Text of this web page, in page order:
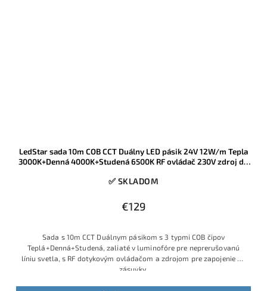
LedStar sada 10m COB CCT Duálny LED pásik 24V 12W/m Tepla
3000K+Denná 4000K+Studená 6500K RF ovládač 230V zdroj do
✅ SKLADOM
€129
Sada s 10m CCT Duálnym pásikom s 3 typmi COB čipov
Teplá+Denná+Studená, zaliaté v luminofóre pre neprerušovanú
líniu svetla, s RF dotykovým ovládačom a zdrojom pre zapojenie do
zásuvky.